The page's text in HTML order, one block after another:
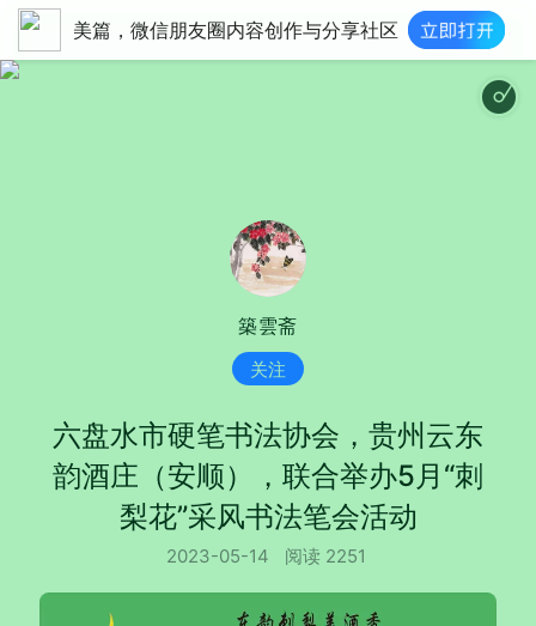
美篇，微信朋友圈内容创作与分享社区
築雲斋
关注
六盘水市硬笔书法协会，贵州云东
韵酒庄（安顺），联合举办5月“刺
梨花”采风书法笔会活动
2023-05-14 阅读 2251
山谷幽兰